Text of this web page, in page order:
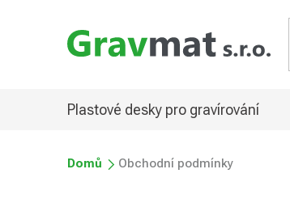
Plastové desky pro gravírování
Domů Obchodní podmínky